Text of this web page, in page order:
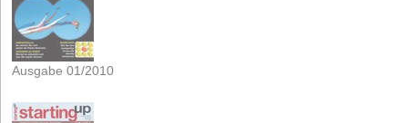
Ausgabe 01/2010